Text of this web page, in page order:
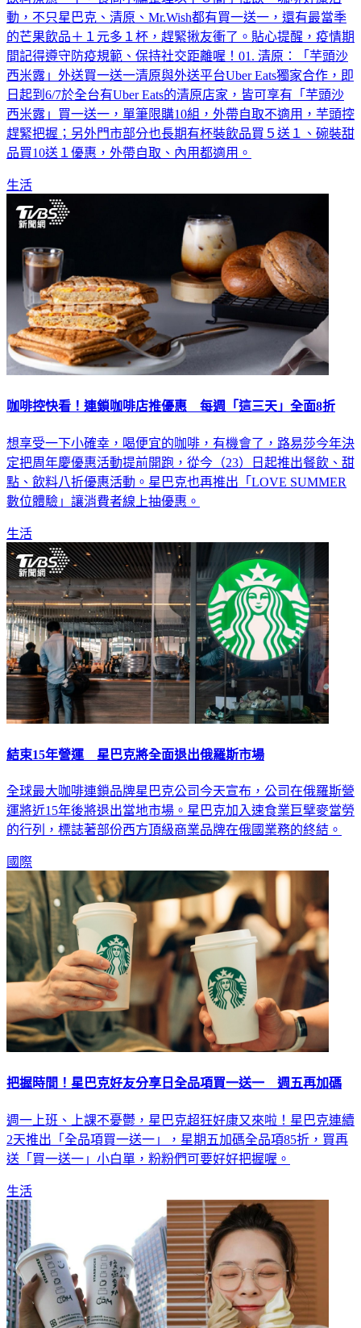
動，不只星巴克、清原、Mr.Wish都有買一送一，還有最當季
的芒果飲品＋１元多１杯，趕緊揪友衝了。貼心提醒，疫情期
間記得遵守防疫規範、保持社交距離喔！01. 清原：「芋頭沙
西米露」外送買一送一清原與外送平台Uber Eats獨家合作，即
日起到6/7於全台有Uber Eats的清原店家，皆可享有「芋頭沙
西米露」買一送一，單筆限購10組，外帶自取不適用，芋頭控
趕緊把握；另外門市部分也長期有杯裝飲品買５送１、碗裝甜
品買10送１優惠，外帶自取、內用都適用。
生活
咖啡控快看！連鎖咖啡店推優惠 每週「這三天」全面8折
想享受一下小確幸，喝便宜的咖啡，有機會了，路易莎今年決
定把周年慶優惠活動提前開跑，從今（23）日起推出餐飲、甜
點、飲料八折優惠活動。星巴克也再推出「LOVE SUMMER
數位體驗」讓消費者線上抽優惠。
生活
結束15年營運 星巴克將全面退出俄羅斯市場
全球最大咖啡連鎖品牌星巴克公司今天宣布，公司在俄羅斯營
運將近15年後將退出當地市場。星巴克加入速食業巨擘麥當勞
的行列，標誌著部份西方頂級商業品牌在俄國業務的終結。
國際
把握時間！星巴克好友分享日全品項買一送一 週五再加碼
週一上班、上課不憂鬱，星巴克超狂好康又來啦！星巴克連續
2天推出「全品項買一送一」，星期五加碼全品項85折，買再
送「買一送一」小白單，粉粉們可要好好把握喔。
生活